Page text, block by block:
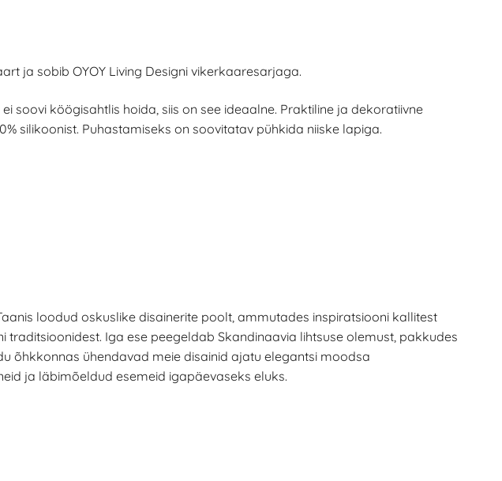
ja sobib OYOY Living Designi vikerkaaresarjaga.
soovi köögisahtlis hoida, siis on see ideaalne. Praktiline ja dekoratiivne
silikoonist. Puhastamiseks on soovitatav pühkida niiske lapiga.
loodud oskuslike disainerite poolt, ammutades inspiratsiooni kallitest
traditsioonidest. Iga ese peegeldab Skandinaavia lihtsuse olemust, pakkudes
õhkkonnas ühendavad meie disainid ajatu elegantsi moodsa
ja läbimõeldud esemeid igapäevaseks eluks.